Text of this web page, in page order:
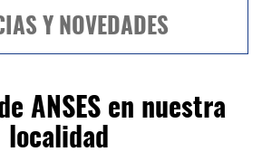
Y NOVEDADES
ANSES en nuestra
localidad